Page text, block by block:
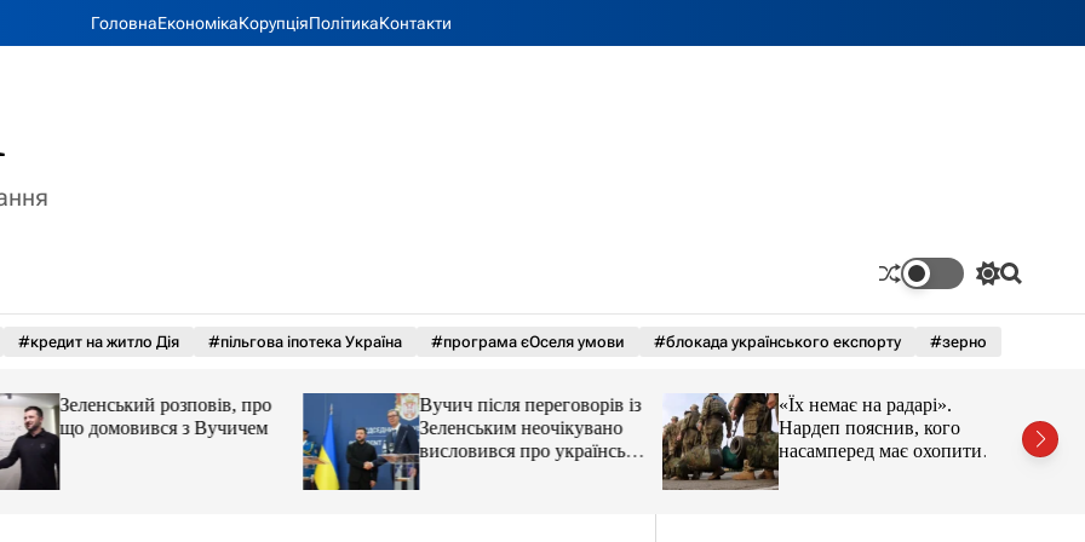
ГоловнаЕкономікаКорупціяПолітикаКонтакти
П
е
к
а
ч
П
#кредит на житло Дія #пільгова іпотека Україна #програма єОселя умови #блокада українського експорту #зерно
Зеленський розповів, про
що домовився з Вучичем
Вучич після переговорів із
Зеленським неочікувано
висловився про українські
території
«Їх немає на радарі».
Нардеп пояснив, кого
насамперед має охопити
реформа мобілізації